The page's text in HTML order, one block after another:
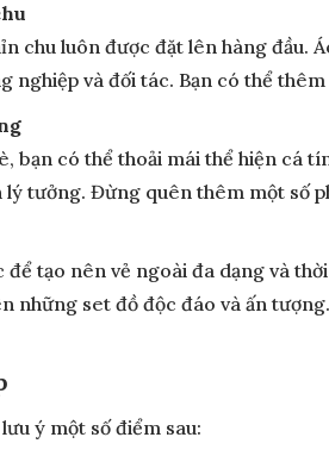
luôn được đặt lên hàng đầu.
và đối tác. Bạn có thể
bạn có thể thoải mái thể hiện cá
tưởng. Đừng quên thêm một số
tạo nên vẻ ngoài đa dạng và
những set đồ độc đáo và ấn
ý một số điểm sau: